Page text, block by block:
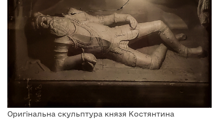
Оригінальна скульптура князя Костянтина